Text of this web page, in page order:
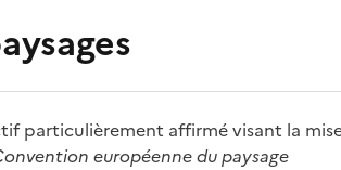
particulièrement affirmé visant la
européenne du paysage